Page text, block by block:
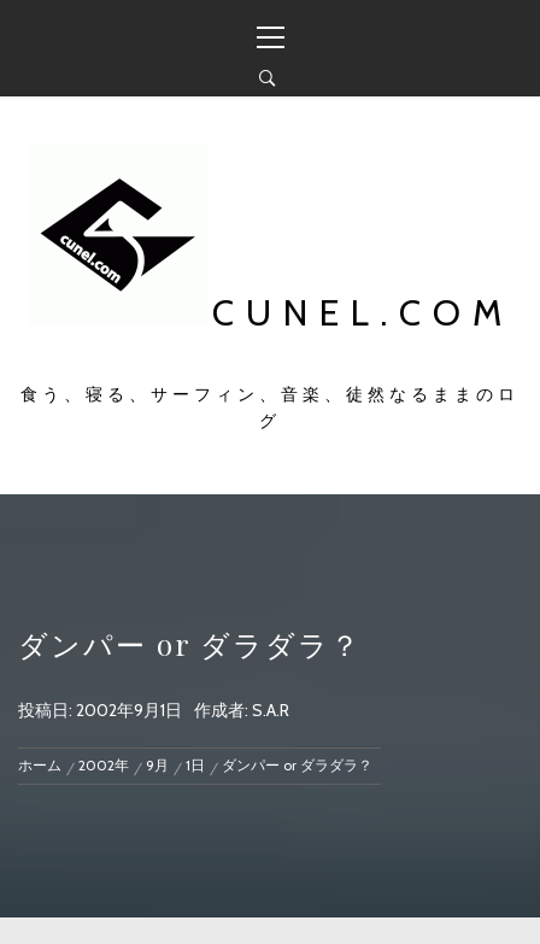
ン
イ
ン
メ
CUNEL.COM
食う、寝る、サーフィン、音楽、徒然なるままのロ
グ
ダンパー or ダラダラ？
投稿日: 2002年9月1日 作成者: S.A.R
ホーム 2002年 9月 1日 ダンパー or ダラダラ？